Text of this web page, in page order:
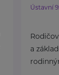
Ústavní
a